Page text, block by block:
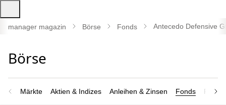
öffnen
manager magazin Börse Fonds Antecedo Defensive
Märkte Aktien & Indizes Anleihen & Zinsen Fonds